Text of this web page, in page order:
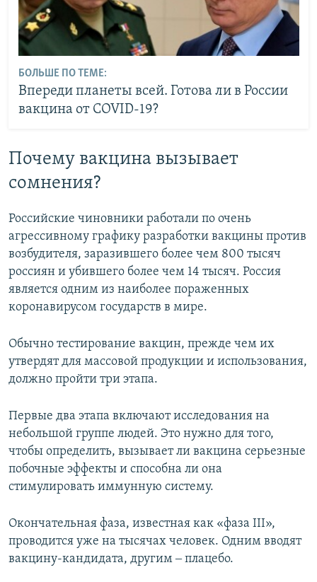
БОЛЬШЕ ПО ТЕМЕ:
Впереди планеты всей. Готова ли в России
вакцина от COVID-19?
Почему вакцина вызывает
сомнения?
Российские чиновники работали по очень
агрессивному графику разработки вакцины против
возбудителя, заразившего более чем 800 тысяч
россиян и убившего более чем 14 тысяч. Россия
является одним из наиболее пораженных
коронавирусом государств в мире.
Обычно тестирование вакцин, прежде чем их
утвердят для массовой продукции и использования,
должно пройти три этапа.
Первые два этапа включают исследования на
небольшой группе людей. Это нужно для того,
чтобы определить, вызывает ли вакцина серьезные
побочные эффекты и способна ли она
стимулировать иммунную систему.
Окончательная фаза, известная как «фаза ІІІ»,
проводится уже на тысячах человек. Одним вводят
вакцину-кандидата, другим ‒ плацебо.